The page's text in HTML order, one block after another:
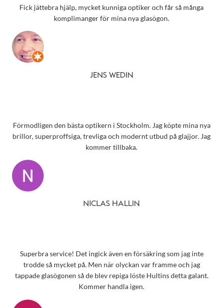
Fick jättebra hjälp, mycket kunniga optiker och får så många
komplimanger för mina nya glasögon.
JENS WEDIN
Förmodligen den bästa optikern i Stockholm. Jag köpte mina nya
brillor, superproffsiga, trevliga och modernt utbud på glajjor. Jag
kommer tillbaka.
NICLAS HALLIN
Superbra service! Det ingick även en försäkring som jag inte
trodde så mycket på. Men när olyckan var framme och jag
tappade glasögonen så de blev repiga löste Hultins detta galant.
Kommer handla igen.